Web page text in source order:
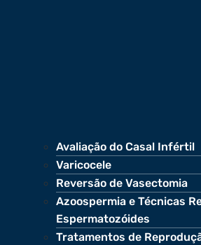
Avaliação do Casal Infértil
Varicocele
Reversão de Vasectomia
Azoospermia e Técnicas
Espermatozóides
Tratamentos de